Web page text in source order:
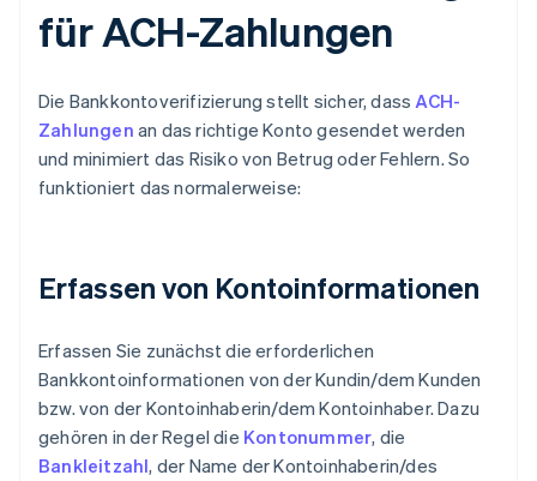
für ACH-Zahlungen
Die Bankkontoverifizierung stellt sicher, dassACH-
Zahlungen an das richtige Konto gesendet werden
und minimiert das Risiko von Betrug oder Fehlern. So
funktioniert das normalerweise:
Erfassen von Kontoinformationen
Erfassen Sie zunächst die erforderlichen
Bankkontoinformationen von der Kundin/dem Kunden
bzw. von der Kontoinhaberin/dem Kontoinhaber. Dazu
gehören in der Regel die Kontonummer, die
Bankleitzahl, der Name der Kontoinhaberin/des